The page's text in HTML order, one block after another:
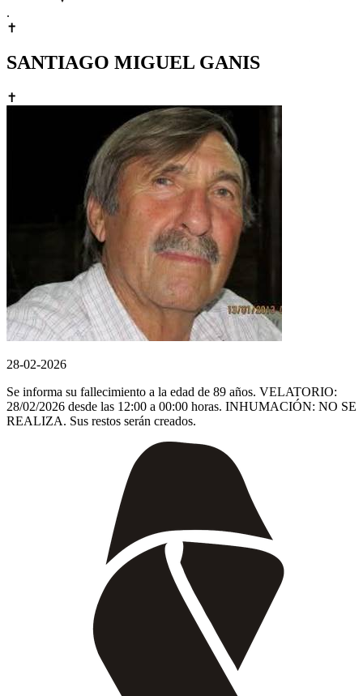
.
✝
SANTIAGO MIGUEL GANIS
✝
28-02-2026
Se informa su fallecimiento a la edad de 89 años. VELATORIO:
28/02/2026 desde las 12:00 a 00:00 horas. INHUMACIÓN: NO SE
REALIZA. Sus restos serán creados.